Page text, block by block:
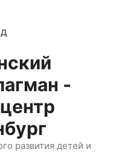
-
развития детей и